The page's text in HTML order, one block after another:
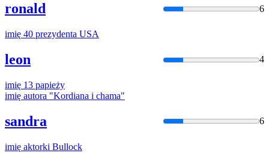
ronald 6
imię 40 prezydenta USA
leon 4
imię 13 papieży
imię autora "Kordiana i chama"
sandra 6
imię aktorki Bullock